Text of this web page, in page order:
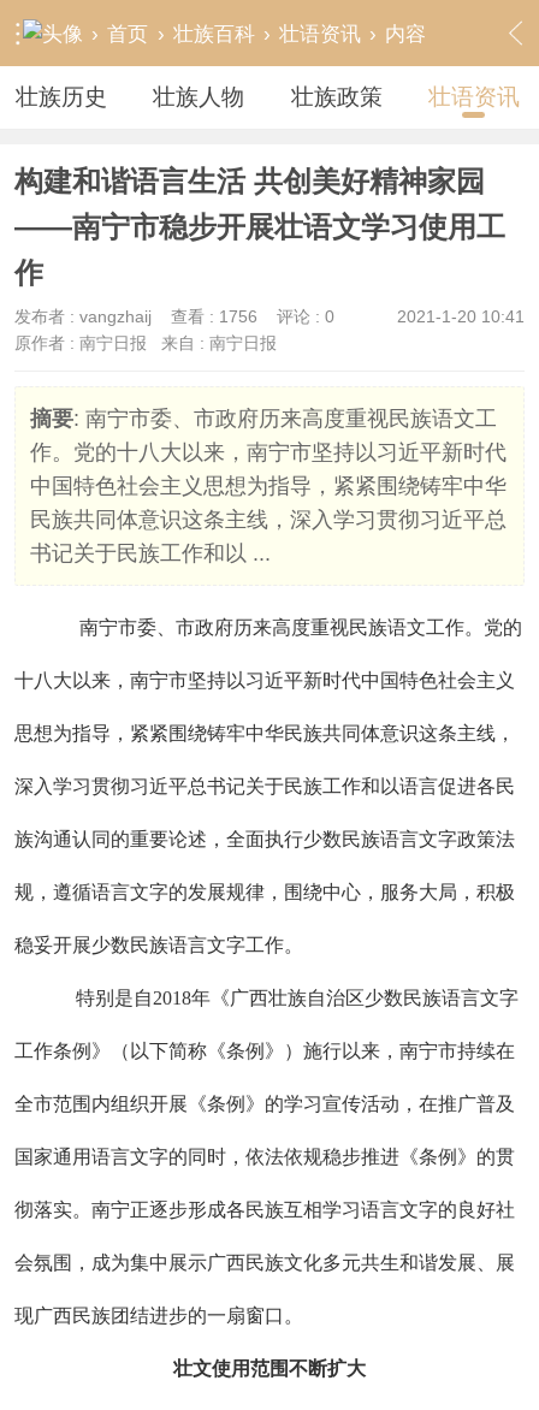
› 首页 › 壮族百科 › 壮语资讯 › 内容
壮族历史 壮族人物 壮族政策 壮语资讯
构建和谐语言生活 共创美好精神家园
——南宁市稳步开展壮语文学习使用工
作
2021-1-20 10:41
发布者 : vangzhaij 查看 : 1756
评论 : 0
原作者 : 南宁日报
来自 : 南宁日报
摘要: 南宁市委、市政府历来高度重视民族语文工
作。党的十八大以来，南宁市坚持以习近平新时代
中国特色社会主义思想为指导，紧紧围绕铸牢中华
民族共同体意识这条主线，深入学习贯彻习近平总
书记关于民族工作和以 ...
南宁市委、市政府历来高度重视民族语文工作。党的
十八大以来，南宁市坚持以习近平新时代中国特色社会主义
思想为指导，紧紧围绕铸牢中华民族共同体意识这条主线，
深入学习贯彻习近平总书记关于民族工作和以语言促进各民
族沟通认同的重要论述，全面执行少数民族语言文字政策法
规，遵循语言文字的发展规律，围绕中心，服务大局，积极
稳妥开展少数民族语言文字工作。
特别是自2018年《广西壮族自治区少数民族语言文字
工作条例》（以下简称《条例》）施行以来，南宁市持续在
全市范围内组织开展《条例》的学习宣传活动，在推广普及
国家通用语言文字的同时，依法依规稳步推进《条例》的贯
彻落实。南宁正逐步形成各民族互相学习语言文字的良好社
会氛围，成为集中展示广西民族文化多元共生和谐发展、展
现广西民族团结进步的一扇窗口。
壮文使用范围不断扩大